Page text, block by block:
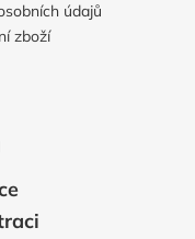
údajů
zboží